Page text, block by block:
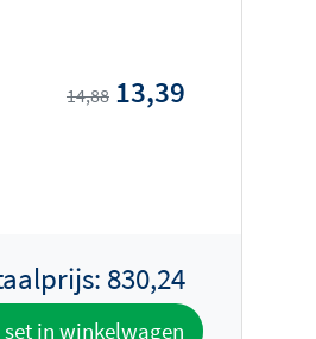
14,88 13,39
830,24
set in winkelwagen